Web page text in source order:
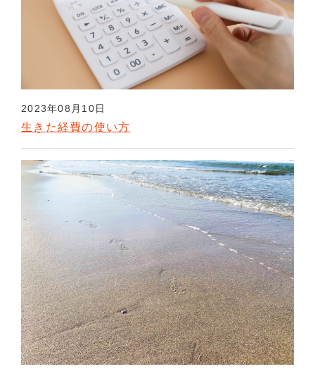
2023年08月10日
生きた経費の使い方